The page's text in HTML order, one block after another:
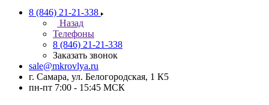
8 (846) 21-21-338
Назад
Телефоны
8 (846) 21-21-338
Заказать звонок
sale@mkrovlya.ru
г. Самара, ул. Белогородская, 1 К5
пн-пт 7:00 - 15:45 МСК